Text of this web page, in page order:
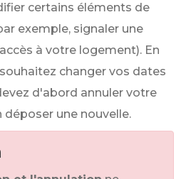
certains éléments de
exemple, signaler une
à votre logement). En
changer vos dates
d'abord annuler votre
une nouvelle.